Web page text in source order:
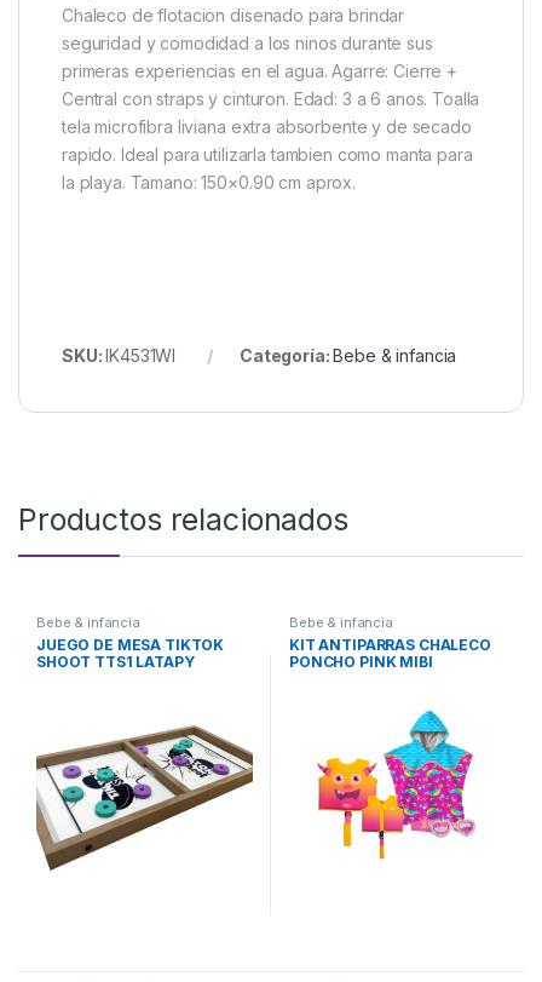
Chaleco de flotacion disenado para brindar
seguridad y comodidad a los ninos durante sus
primeras experiencias en el agua. Agarre: Cierre +
Central con straps y cinturon. Edad: 3 a 6 anos. Toalla
tela microfibra liviana extra absorbente y de secado
rapido. Ideal para utilizarla tambien como manta para
la playa. Tamano: 150×0.90 cm aprox.
SKU:IK4531WI Categoría:Bebe & infancia
Productos relacionados
Bebe & infancia
JUEGO DE MESA TIKTOK
SHOOT TTS1 LATAPY
Bebe & infancia
KIT ANTIPARRAS CHALECO
PONCHO PINK MIBI